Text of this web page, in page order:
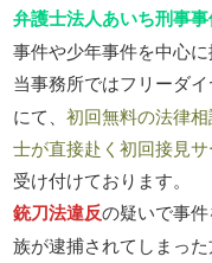
弁護士法人あいち刑事
事件や少年事件を中心に
当事務所ではフリーダ
にて、初回無料の法律
士が直接赴く初回接見
受け付けております。
銃刀法違反の疑いで事
族が逮捕されてしまっ